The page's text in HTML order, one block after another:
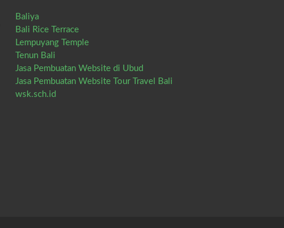
Baliya
Bali Rice Terrace
Lempuyang Temple
Tenun Bali
Jasa Pembuatan Website di Ubud
Jasa Pembuatan Website Tour Travel Bali
wsk.sch.id